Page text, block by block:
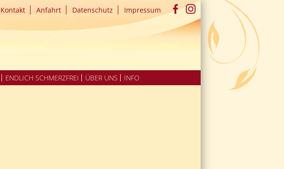
Kontakt Anfahrt Datenschutz Impressum
ENDLICH SCHMERZFREI ÜBER UNS INFO